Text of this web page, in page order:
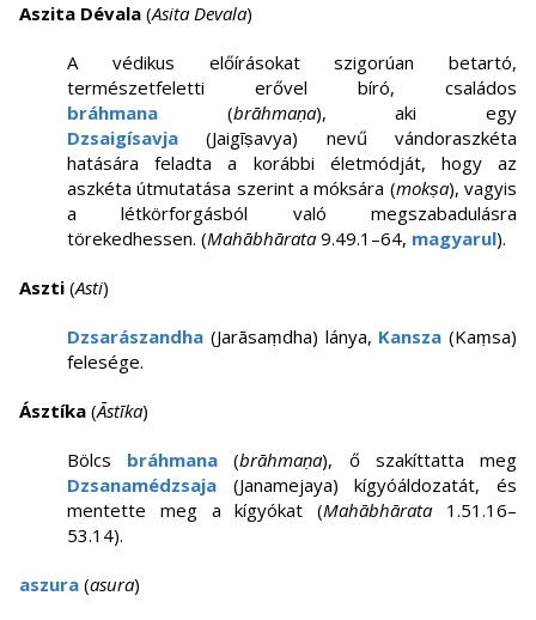
Aszita Dévala (Asita Devala)
A védikus előírásokat szigorúan betartó,
természetfeletti erővel bíró, családos
bráhmana (brāhmaṇa), aki egy
Dzsaigísavja (Jaigīṣavya) nevű vándoraszkéta
hatására feladta a korábbi életmódját, hogy az
aszkéta útmutatása szerint a móksára (mokṣa), vagyis
a létkörforgásból való megszabadulásra
törekedhessen. (Mahābhārata 9.49.1–64, magyarul).
Aszti (Asti)
Dzsarászandha (Jarāsaṃdha) lánya, Kansza (Kaṃsa)
felesége.
Ásztíka (Āstīka)
Bölcs bráhmana (brāhmaṇa), ő szakíttatta meg
Dzsanamédzsaja (Janamejaya) kígyóáldozatát, és
mentette meg a kígyókat (Mahābhārata 1.51.16–
53.14).
aszura (asura)